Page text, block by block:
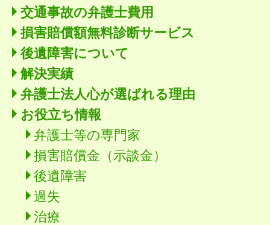
交通事故の弁護士費用
損害賠償額無料診断サービス
後遺障害について
解決実績
弁護士法人心が選ばれる理由
お役立ち情報
弁護士等の専門家
損害賠償金（示談金）
後遺障害
過失
治療